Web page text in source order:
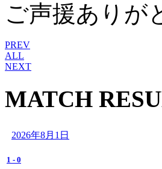
ご声援ありが
PREV
ALL
NEXT
MATCH
2026年8月1日
1 - 0